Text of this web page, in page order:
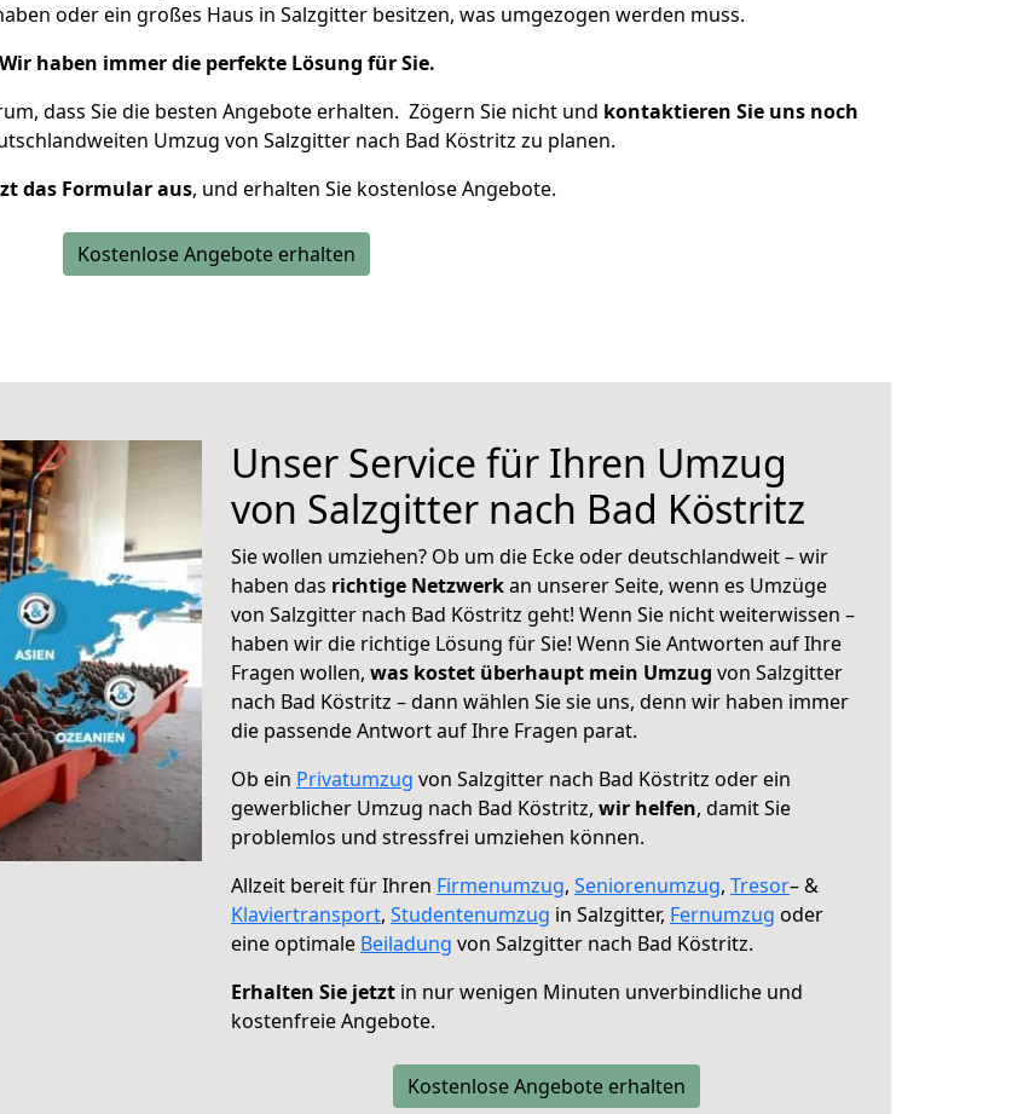
oder ein großes Haus in Salzgitter besitzen, was umgezogen werden muss.
Wir haben immer die perfekte Lösung für Sie.
dass Sie die besten Angebote erhalten. Zögern Sie nicht und kontaktieren Sie uns noch
Umzug von Salzgitter nach Bad Köstritz zu planen.
das Formular aus, und erhalten Sie kostenlose Angebote.
Kostenlose Angebote erhalten
Unser Service für Ihren Umzug
von Salzgitter nach Bad Köstritz
Sie wollen umziehen? Ob um die Ecke oder deutschlandweit – wir
haben das richtige Netzwerkan unserer Seite, wenn es Umzüge
von Salzgitter nach Bad Köstritz geht! Wenn Sie nicht weiterwissen –
haben wir die richtige Lösung für Sie! Wenn Sie Antworten auf Ihre
Fragen wollen, was kostet überhaupt mein Umzug von Salzgitter
nach Bad Köstritz – dann wählen Sie sie uns, denn wir haben immer
die passende Antwort auf Ihre Fragen parat.
Ob ein Privatumzug von Salzgitter nach Bad Köstritz oder ein
gewerblicher Umzug nach Bad Köstritz, wir helfen, damit Sie
problemlos und stressfrei umziehen können.
Allzeit bereit für Ihren Firmenumzug, Seniorenumzug, Tresor– &
Klaviertransport, Studentenumzug in Salzgitter, Fernumzug oder
eine optimale Beiladung von Salzgitter nach Bad Köstritz.
Erhalten Sie jetzt in nur wenigen Minuten unverbindliche und
kostenfreie Angebote.
Kostenlose Angebote erhalten